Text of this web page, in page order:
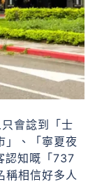
會諗到「士
」、「寧夏夜
認知嘅「737
稱相信好多人